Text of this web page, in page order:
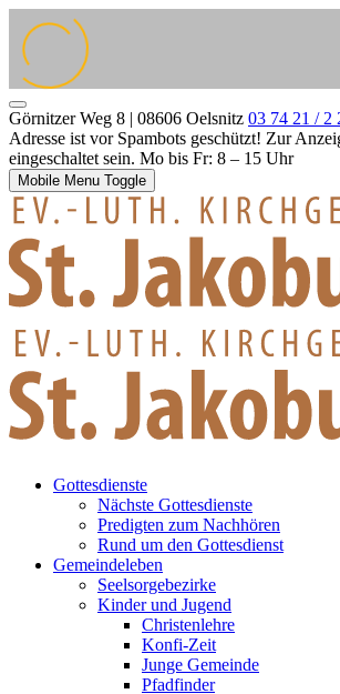
Görnitzer Weg 8 | 08606 Oelsnitz 03 74 21 / 2
Adresse ist vor Spambots geschützt! Zur
eingeschaltet sein. Mo bis Fr: 8 – 15 Uhr
Mobile Menu Toggle
Gottesdienste
Nächste Gottesdienste
Predigten zum Nachhören
Rund um den Gottesdienst
Gemeindeleben
Seelsorgebezirke
Kinder und Jugend
Christenlehre
Konfi-Zeit
Junge Gemeinde
Pfadfinder